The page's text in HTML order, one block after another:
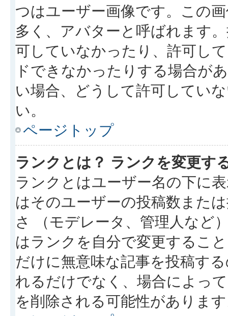
つはユーザー画像です。この
多く、アバターと呼ばれます
可していなかったり、許可し
ドできなかったりする場合が
い場合、どうして許可してい
い。
ページトップ
ランクとは？ ランクを変更す
ランクとはユーザー名の下に
はそのユーザーの投稿数また
さ （モデレータ、管理人など
はランクを自分で変更するこ
だけに無意味な記事を投稿す
れるだけでなく、場合によっ
を削除される可能性がありま